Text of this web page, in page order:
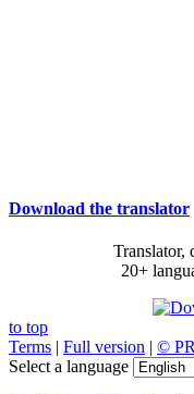
Download the translator
Translator,
20+
to top
Terms | Full version | ©
Select a language